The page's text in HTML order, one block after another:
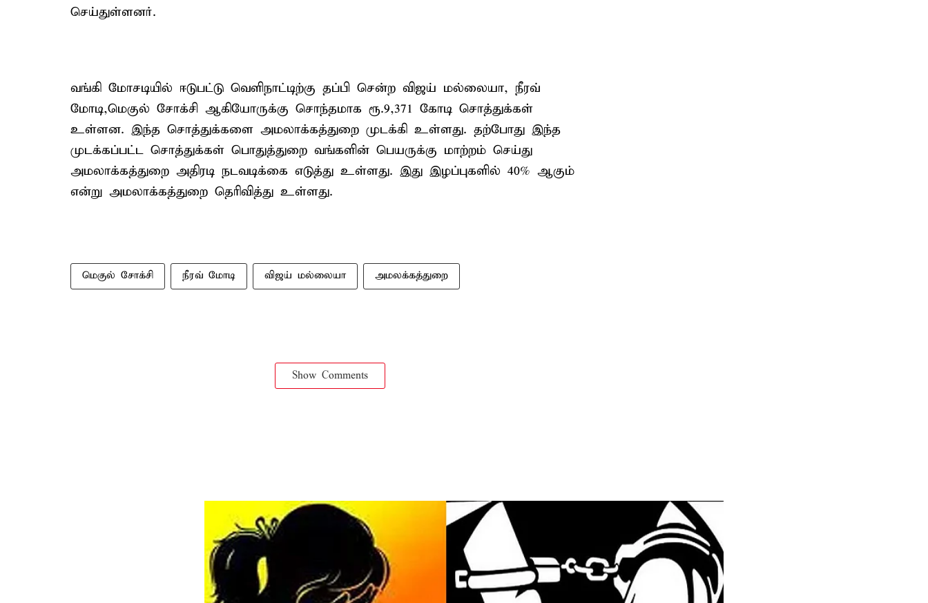
செய்துள்ளனர்.
வங்கி மோசடியில் ஈடுபட்டு வெளிநாட்டிற்கு தப்பி சென்ற விஜய் மல்லையா, நீரவ்
மோடி,மெகுல் சோக்சி ஆகியோருக்கு சொந்தமாக ரூ.9,371 கோடி சொத்துக்கள்
உள்ளன. இந்த சொத்துக்களை அமலாக்கத்துறை முடக்கி உள்ளது. தற்போது இந்த
முடக்கப்பட்ட சொத்துக்கள் பொதுத்துறை வங்களின் பெயருக்கு மாற்றம் செய்து
அமலாக்கத்துறை அதிரடி நடவடிக்கை எடுத்து உள்ளது. இது இழப்புகளில் 40% ஆகும்
என்று அமலாக்கத்துறை தெரிவித்து உள்ளது.
மெகுல் சோக்சி நீரவ் மோடி விஜய் மல்லையா அமலக்கத்துறை
Show Comments